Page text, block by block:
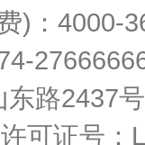
)：4000-
东路2437
可证号